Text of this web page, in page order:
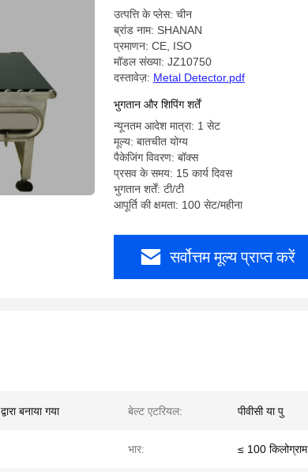
उत्पत्ति के प्लेस: चीन
ब्रांड नाम: SHANAN
प्रमाणन: CE, ISO
मॉडल संख्या: JZ10750
दस्तावेज़: Metal Detector.pdf
भुगतान और शिपिंग शर्तें
न्यूनतम आदेश मात्रा: 1 सेट
मूल्य: बातचीत योग्य
पैकेजिंग विवरण: बॉक्स
प्रसव के समय: 15 कार्य दिवस
भुगतान शर्तें: टी/टी
आपूर्ति की क्षमता: 100 सेट/महीना
सर्वोत्तम मूल्य प्राप्त करें
बनाया गया बेल्ट एटरियल: पीवीसी या पु
भार: ≤ 100 किलोग्राम